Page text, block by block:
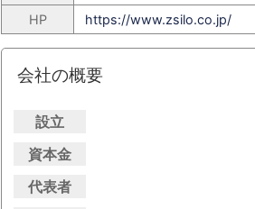
HP
https://www.zsilo.co.jp/
会社の概要
設立
資本金
代表者